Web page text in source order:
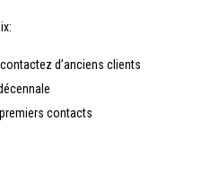
d’anciens clients
contacts